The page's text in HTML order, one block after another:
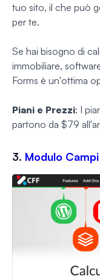
tuo sito, il che può
per te.
Se hai bisogno di
immobiliare,
Forms è un'ottima
Piani e Prezzi: I
partono da $79
3. Modulo